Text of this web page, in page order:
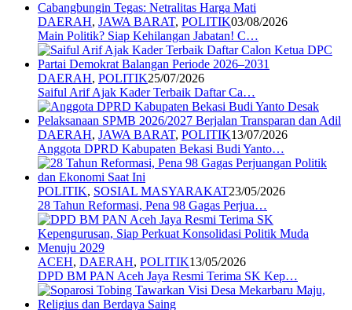
DAERAH, JAWA BARAT, POLITIK03/08/2026
Main Politik? Siap Kehilangan Jabatan! C…
DAERAH, POLITIK25/07/2026
Saiful Arif Ajak Kader Terbaik Daftar Ca…
DAERAH, JAWA BARAT, POLITIK13/07/2026
Anggota DPRD Kabupaten Bekasi Budi Yanto…
POLITIK, SOSIAL MASYARAKAT23/05/2026
28 Tahun Reformasi, Pena 98 Gagas Perjua…
ACEH, DAERAH, POLITIK13/05/2026
DPD BM PAN Aceh Jaya Resmi Terima SK Kep…